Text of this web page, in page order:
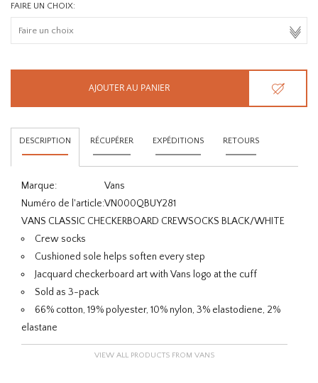
FAIRE UN CHOIX:
AJOUTER AU PANIER
DESCRIPTION RÉCUPÉRER EXPÉDITIONS RETOURS
Marque:
Vans
Numéro de l'article:VN000QBUY281
VANS CLASSIC CHECKERBOARD CREWSOCKS BLACK/WHITE
Crew socks
Cushioned sole helps soften every step
Jacquard checkerboard art with Vans logo at the cuff
Sold as 3-pack
66% cotton, 19% polyester, 10% nylon, 3% elastodiene, 2%
elastane
VIEW ALL PRODUCTS FROM VANS